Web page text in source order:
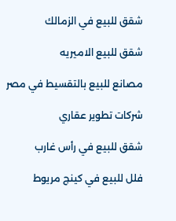
شقق للبيع في الزمالك
شقق للبيع الاميريه
مصانع للبيع بالتقسيط في مصر
شركات تطوير عقاري
شقق للبيع في رأس غارب
فلل للبيع في كينج مريوط